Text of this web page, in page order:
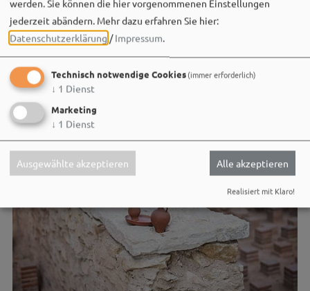
werden. Sie können die hier vorgenommenen Einstellungen
jederzeit abändern. Mehr dazu erfahren Sie hier:
Datenschutzerklärung /Impressum.
Technisch notwendige Cookies(immer erforderlich)
↓ 1 Dienst
Marketing
↓ 1 Dienst
Ausgewählte akzeptieren Alle akzeptieren
Realisiert mit Klaro!